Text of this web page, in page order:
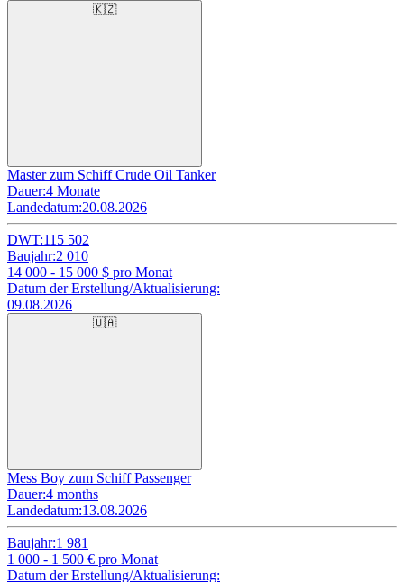
🇰🇿
Master zum Schiff Crude Oil Tanker
Dauer:4 Monate
Landedatum:20.08.2026
DWT:115 502
Baujahr:2 010
14 000 - 15 000 $ pro Monat
Datum der Erstellung/Aktualisierung:
09.08.2026
🇺🇦
Mess Boy zum Schiff Passenger
Dauer:4 months
Landedatum:13.08.2026
Baujahr:1 981
1 000 - 1 500 € pro Monat
Datum der Erstellung/Aktualisierung: